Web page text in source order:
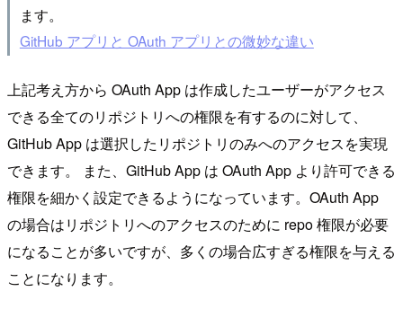
ます。
GitHub アプリと OAuth アプリとの微妙な違い
上記考え方から OAuth App は作成したユーザーがアクセス
できる全てのリポジトリへの権限を有するのに対して、
GitHub App は選択したリポジトリのみへのアクセスを実現
できます。 また、GitHub App は OAuth App より許可できる
権限を細かく設定できるようになっています。OAuth App
の場合はリポジトリへのアクセスのために repo 権限が必要
になることが多いですが、多くの場合広すぎる権限を与える
ことになります。